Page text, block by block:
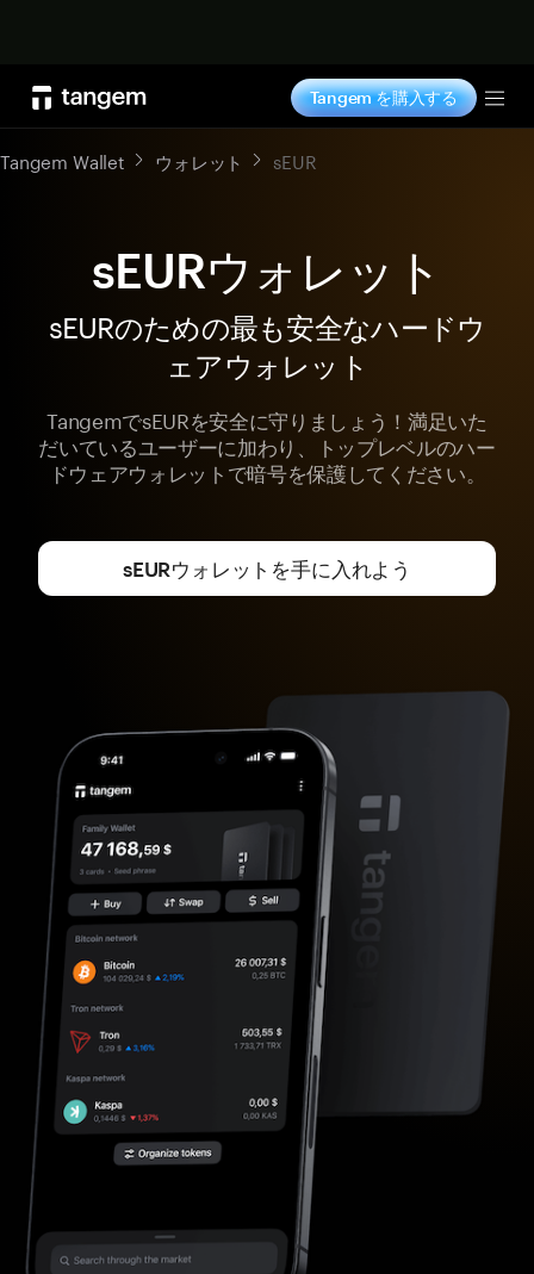
Tangem を購入する
Tangem Wallet ウォレット sEUR
sEURウォレット
sEURのための最も安全なハードウ
ェアウォレット
TangemでsEURを安全に守りましょう！満足いた
だいているユーザーに加わり、トップレベルのハー
ドウェアウォレットで暗号を保護してください。
sEURウォレットを手に入れよう